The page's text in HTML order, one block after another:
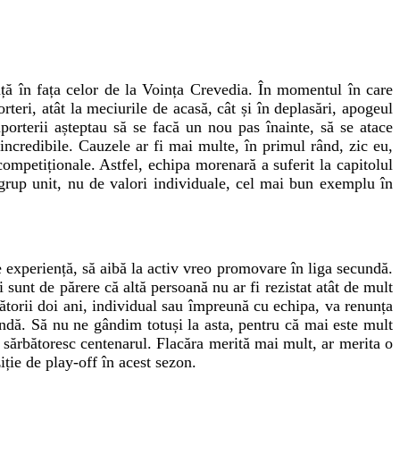
în fața celor de la Voința Crevedia. În momentul în care
atât la meciurile de acasă, cât și în deplasări, apogeul
așteptau să se facă un nou pas înainte, să se atace
Cauzele ar fi mai multe, în primul rând, zic eu,
Astfel, echipa morenară a suferit la capitolul
unit, nu de valori individuale, cel mai bun exemplu în
să aibă la activ vreo promovare în liga secundă.
de părere că altă persoană nu ar fi rezistat atât de mult
doi ani, individual sau împreună cu echipa, va renunța
Să nu ne gândim totuși la asta, pentru că mai este mult
centenarul. Flacăra merită mai mult, ar merita o
de play-off în acest sezon.